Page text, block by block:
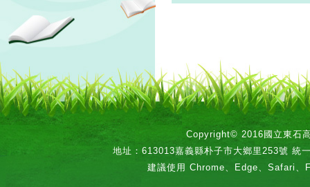
Copyright© 2016國立東石
地址：613013嘉義縣朴子市大鄉里253號 統
建議使用 Chrome、Edge、Safari